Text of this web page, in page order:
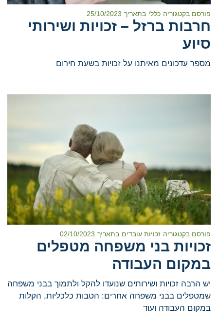
פורסם בקטגוריה כללי בתאריך 25/10/2023
חרבות ברזל – זכויות ושירותי
סיוע
מספר עדכונים מאיתנו על זכויות בשעת חירום
פורסם בקטגוריה זכויות עובדים בתאריך 02/10/2023
זכויות בני משפחה מטפלים
במקום העבודה
יש הרבה זכויות ושירותים שנועדו להקל ולתמוך בבני משפחה
שמטפלים בבני משפחה אחרים: הטבות כלכליות, הקלות
במקום העבודה ועוד